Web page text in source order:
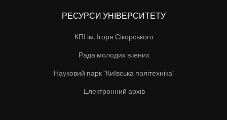
РЕСУРСИ УНІВЕРСИТЕТУ
КПІ ім. Ігоря Сікорського
Рада молодих вчених
Науковий парк "Київська політехніка"
Електронний архів